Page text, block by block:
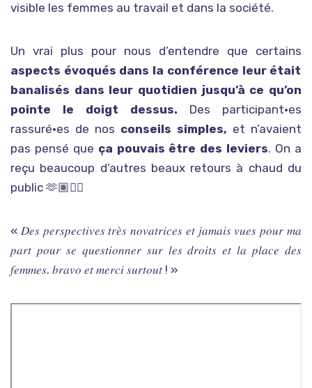
visible les femmes au travail et dans la société.
Un vrai plus pour nous d’entendre que certains
aspects évoqués dans la conférence leur était
banalisés dans leur quotidien jusqu’à ce qu’on
pointe le doigt dessus. Des participant·es
rassuré·es de nos conseils simples, et n’avaient
pas pensé que ça pouvais être des leviers. On a
reçu beaucoup d’autres beaux retours à chaud du
public 🫶🏽👇🏼
« 𝐷𝑒𝑠 𝑝𝑒𝑟𝑠𝑝𝑒𝑐𝑡𝑖𝑣𝑒𝑠 𝑡𝑟𝑒̀𝑠 𝑛𝑜𝑣𝑎𝑡𝑟𝑖𝑐𝑒𝑠 𝑒𝑡 𝑗𝑎𝑚𝑎𝑖𝑠 𝑣𝑢𝑒𝑠 𝑝𝑜𝑢𝑟 𝑚𝑎
𝑝𝑎𝑟𝑡 𝑝𝑜𝑢𝑟 𝑠𝑒 𝑞𝑢𝑒𝑠𝑡𝑖𝑜𝑛𝑛𝑒𝑟 𝑠𝑢𝑟 𝑙𝑒𝑠 𝑑𝑟𝑜𝑖𝑡𝑠 𝑒𝑡 𝑙𝑎 𝑝𝑙𝑎𝑐𝑒 𝑑𝑒𝑠
𝑓𝑒𝑚𝑚𝑒𝑠. 𝑏𝑟𝑎𝑣𝑜 𝑒𝑡 𝑚𝑒𝑟𝑐𝑖 𝑠𝑢𝑟𝑡𝑜𝑢𝑡 ! »